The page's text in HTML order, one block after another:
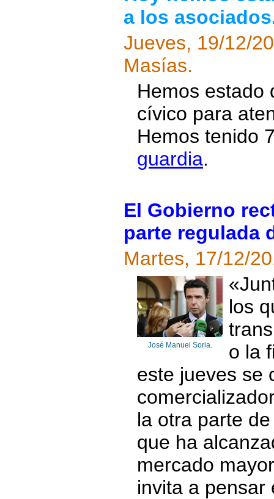
a los
Jueves, 19/12/
Masías.
Hemos estado
cívico para
Hemos tenido
guardia.
El Gobierno
parte regulada
Martes, 17/12/
José Manuel Soria.
los
o la
este jueves se
la otra parte
que ha
mercado
invita a pensar